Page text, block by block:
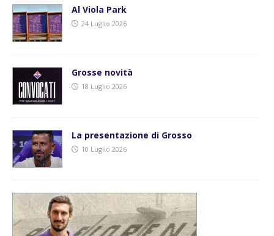
Al Viola Park
24 Luglio 2026
Grosse novità
18 Luglio 2026
La presentazione di Grosso
10 Luglio 2026